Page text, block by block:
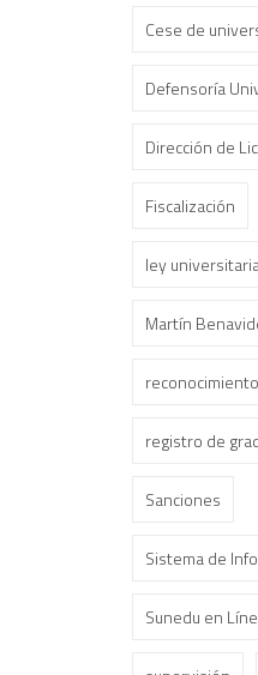
Cese de
Defensoría
Dirección de
Fiscalización
ley
Martín
reconocimiento
registro de
Sanciones
Sistema de
Sunedu en